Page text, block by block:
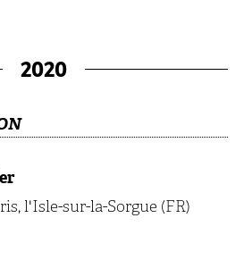
2020
l'Isle-sur-la-Sorgue (FR)